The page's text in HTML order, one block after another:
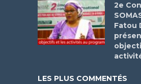
2e
Fatou
LES PLUS COMMENTÉS